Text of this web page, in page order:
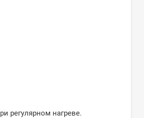
регулярном нагреве.